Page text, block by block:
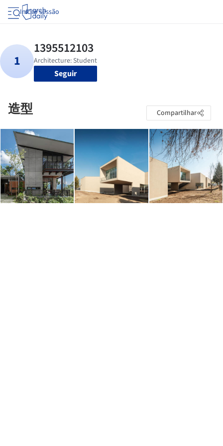
Iniciar sessão
Seguir
造型 Compartilhar